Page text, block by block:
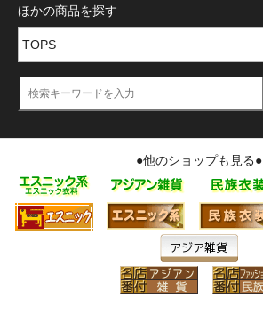
ほかの商品を探す
●他のショップも見る●